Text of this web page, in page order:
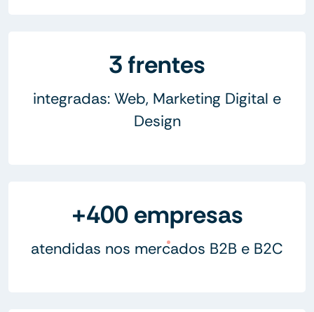
3 frentes
integradas: Web, Marketing Digital e
Design
+400 empresas
atendidas nos mercados B2B e B2C